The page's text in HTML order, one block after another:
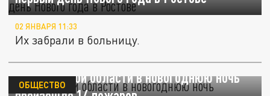
02 ЯНВАРЯ 11:33
Их забрали в больницу.
В Ростовской области в новогоднюю ночь
ОБЩЕСТВО